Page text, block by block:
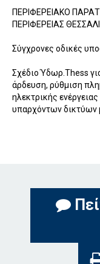
ΠΕΡΙΦΕΡΕΙΑΚΟ
ΠΕΡΙΦΕΡΕΙΑΣ
Σύγχρονες οδικές
Σχέδιο Ύδωρ.Thess
άρδευση, ρύθμιση
ηλεκτρικής
υπαρχόντων δικτύων